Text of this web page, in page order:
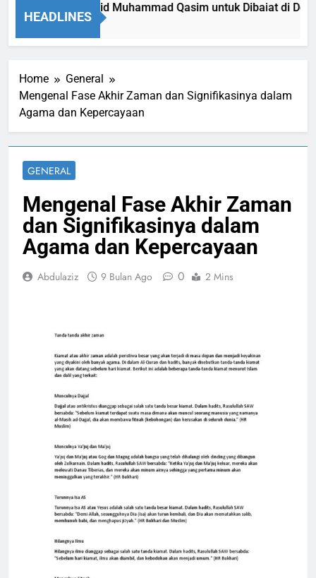
HEADLINES
Sayyid Muhammad Qasim untuk Dibaiat di Depan
Home
General
Mengenal Fase Akhir Zaman dan Signifikasinya dalam
Agama dan Kepercayaan
GENERAL
Mengenal Fase Akhir Zaman
dan Signifikasinya dalam
Agama dan Kepercayaan
Abdulaziz 9 Bulan Ago 0 2 Mins